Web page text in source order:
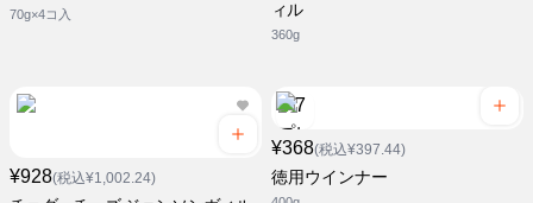
70g×4コ入 ィル
360g
¥928(税込¥1,002.24)
¥368(税込¥397.44)
徳用ウインナー